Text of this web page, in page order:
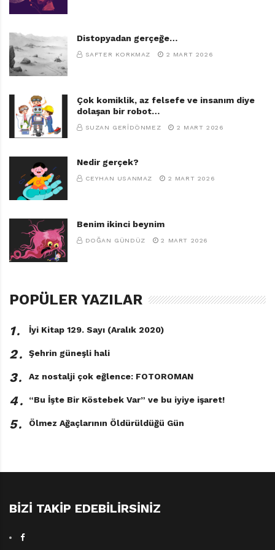
güzel ve “doğru” gelir ki, bu à la mode kapılmışlığın
aklımıza getiremeyebiliriz.
Eh, çocuk deyince işlerin zorlaşması biraz da en
sorgulanmasında yatıyor. İyi ki de öyle…
Frédéric Maupomé
Türkçeleştiren: Damla
Uçanbalık Yayınları, 48 sayfa
Distopyadan gerçeğe…
SAFTER KORKMAZ 2 MART 2026
Çok komiklik, az felsefe ve insanım diye
dolaşan bir robot…
SUZAN GERIDÖNMEZ 2 MART 2026
Nedir gerçek?
CEYHAN USANMAZ 2 MART 2026
Benim ikinci beynim
DOĞAN GÜNDÜZ 2 MART 2026
POPÜLER YAZILAR
1․ İyi Kitap 129. Sayı (Aralık 2020)
2․ Şehrin güneşli hali
3․ Az nostalji çok eğlence: FOTOROMAN
4․ “Bu İşte Bir Köstebek Var” ve bu iyiye işaret!
5․ Ölmez Ağaçlarının Öldürüldüğü Gün
BIZI TAKIP EDEBILIRSINIZ